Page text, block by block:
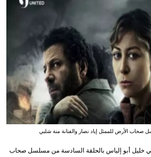
صحاب الأرض للممثل إياد نصار والفنانة منة شلبي
خليل أبو إلياس بالحلقة السادسة من مسلسل صحاب